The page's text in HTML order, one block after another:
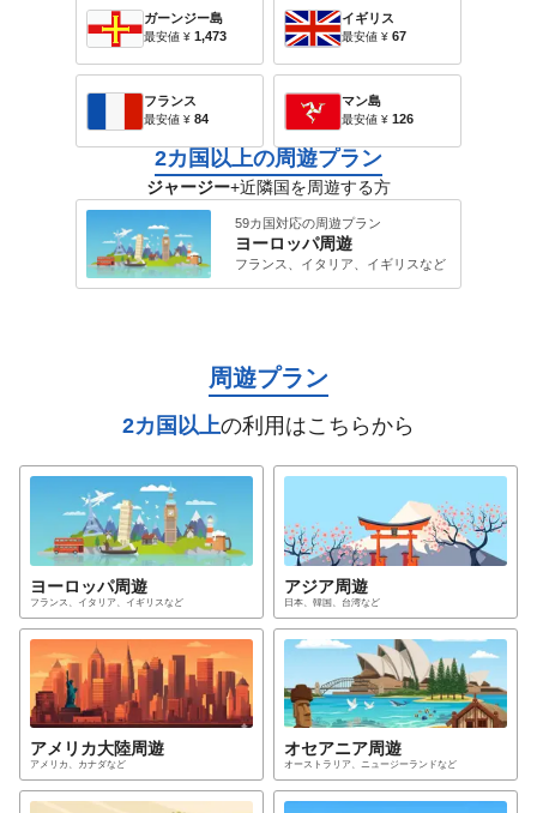
ガーンジー島
最安値 ¥ 1,473
イギリス
最安値 ¥ 67
フランス
最安値 ¥ 84
マン島
最安値 ¥ 126
2カ国以上の周遊プラン
ジャージー+近隣国を周遊する方
59カ国対応の周遊プラン
ヨーロッパ周遊
フランス、イタリア、イギリスなど
周遊プラン
2カ国以上の利用はこちらから
ヨーロッパ周遊
フランス、イタリア、イギリス など
アジア周遊
日本、韓国、台湾など
アメリカ大陸周遊
アメリカ、カナダなど
オセアニア周遊
オーストラリア、ニュージーランドなど